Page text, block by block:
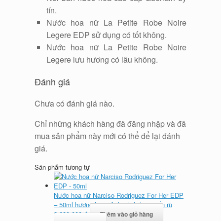
tín.
Nước hoa nữ La Petite Robe Noire
Legere EDP sử dụng có tốt không.
Nước hoa nữ La Petite Robe Noire
Legere lưu hương có lâu không.
Đánh giá
Chưa có đánh giá nào.
Chỉ những khách hàng đã đăng nhập và đã
mua sản phẩm này mới có thể để lại đánh
giá.
Sản phẩm tương tự
Nước hoa nữ Narciso Rodriguez For Her EDP
– 50ml hương hoa cỏ thanh lịch, quyến rũ
2.680.000₫
Thêm vào giỏ hàng